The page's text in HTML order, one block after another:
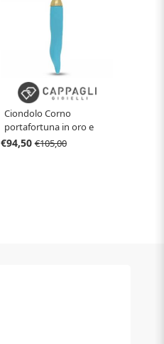
Ciondolo Corno
portafortuna in oro e
turchese medio
€94,50€105,00